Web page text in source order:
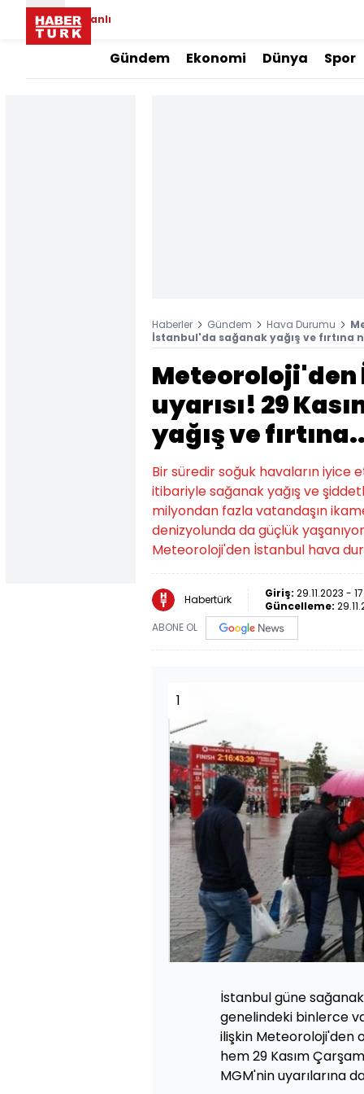
Canlı
Gündem Ekonomi Dünya Spor
Haberler Gündem Hava Durumu
İstanbul'da sağanak yağış ve
uyarısı! 29
yağış ve
Bir süredir soğuk havaların iyice
itibariyle sağanak yağış ve
milyondan fazla vatandaşın
denizyolunda da güçlük
Meteoroloji'den İstanbul hava
Habertürk Giriş: 29.11.2023 -
Güncelleme:
ABONE OL
1
İstanbul güne sağanak
genelindeki binlerce
ilişkin Meteoroloji'den
hem 29 Kasım
MGM'nin uyarılarına